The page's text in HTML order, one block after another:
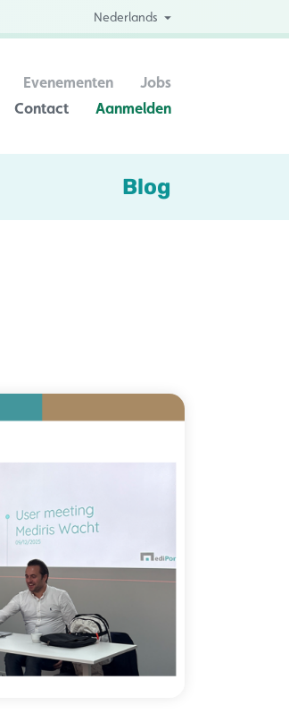
Nederlands
Contact Aanmelden
Evenementen Jobs
Blog